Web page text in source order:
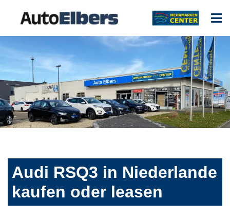
Audi RSQ3 in Niederlande
kaufen oder leasen